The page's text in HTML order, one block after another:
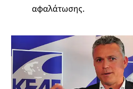
αφαλάτωσης.